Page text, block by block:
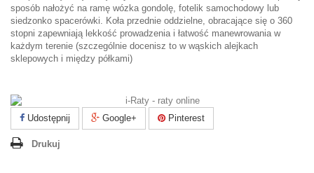
sposób nałożyć na ramę wózka gondolę, fotelik samochodowy lub
siedzonko spacerówki. Koła przednie oddzielne, obracające się o 360
stopni zapewniają lekkość prowadzenia i łatwość manewrowania w
każdym terenie (szczególnie docenisz to w wąskich alejkach
sklepowych i między półkami)
Udostępnij Google+ Pinterest
Drukuj